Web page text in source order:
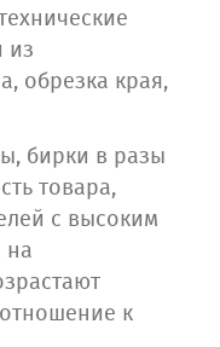
из
обрезка края,
бирки в разы
товара,
с высоким
на
к